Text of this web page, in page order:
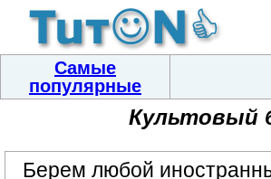
Самые
популярные
Культовый
Берем любой